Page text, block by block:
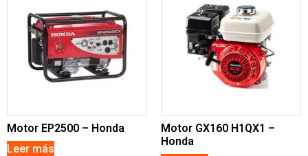
Motor EP2500 – Honda
Leer más
Motor GX160 H1QX1 –
Honda